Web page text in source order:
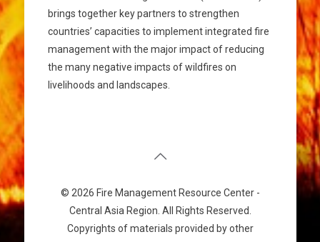
brings together key partners to strengthen
countries’ capacities to implement integrated fire
management with the major impact of reducing
the many negative impacts of wildfires on
livelihoods and landscapes.
© 2026 Fire Management Resource Center -
Central Asia Region. All Rights Reserved.
Copyrights of materials provided by other